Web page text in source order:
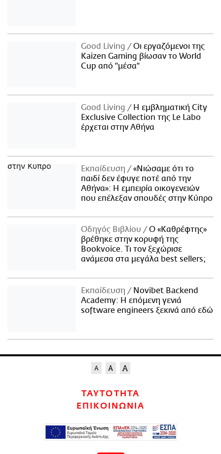
Good Living
Οι εργαζόμενοι της
Kaizen Gaming βίωσαν το World
Cup από "μέσα"
Good Living
Η εμβληματική City
Exclusive Collection της Le Labo
έρχεται στην Αθήνα
Εκπαίδευση
«Νιώσαμε ότι το
παιδί δεν έφυγε ποτέ από την
Αθήνα»: Η εμπειρία οικογενειών
που επέλεξαν σπουδές στην Κύπρο
Οδηγός Βιβλίου
Ο «Καθρέφτης»
βρέθηκε στην κορυφή της
Bookvoice. Τι τον ξεχώρισε
ανάμεσα στα μεγάλα best sellers;
Εκπαίδευση
Novibet Backend
Academy: Η επόμενη γενιά
software engineers ξεκινά από εδώ
ΤΑΥΤΟΤΗΤΑ
ΕΠΙΚΟΙΝΩΝΙΑ